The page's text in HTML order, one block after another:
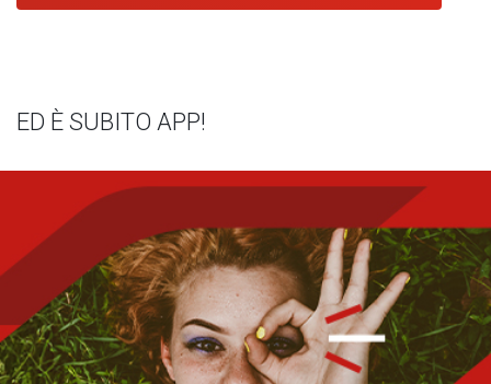
ED È SUBITO APP!